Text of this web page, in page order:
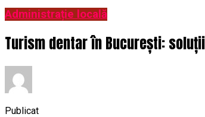
Administrație locală
Turism dentar în București:
Publicat